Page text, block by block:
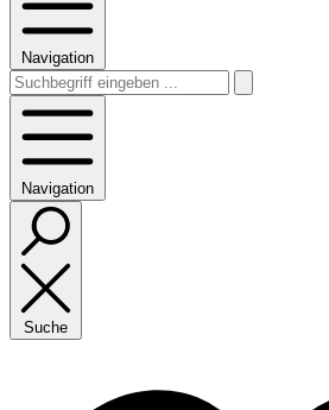
Navigation
Navigation
Suche